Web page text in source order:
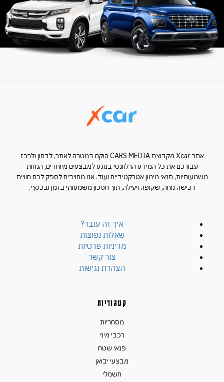
אתר Xcar מקבוצת CARS MEDIA הוקם במטרה לאתר, לבחון ולרכז
עבורכם את כל המידע הרלוונטי בנוגע למבצעים מיוחדים, הנחות
משמעותיות, תנאי מימון אטרקטיביים ועוד. אנו מחויבים לספק לכם חוויית
רכישה נוחה, שקופה ויעילה, תוך חסכון משמעותי בזמן ובכסף.
איך זה עובד?
שאלות נפוצות
מדיניות פרטיות
צור קשר
הצהרת נגישות
קטגוריות
מסחריות
רכבי מיני
פנאי שטח
מבצעי יבואן
חשמלי